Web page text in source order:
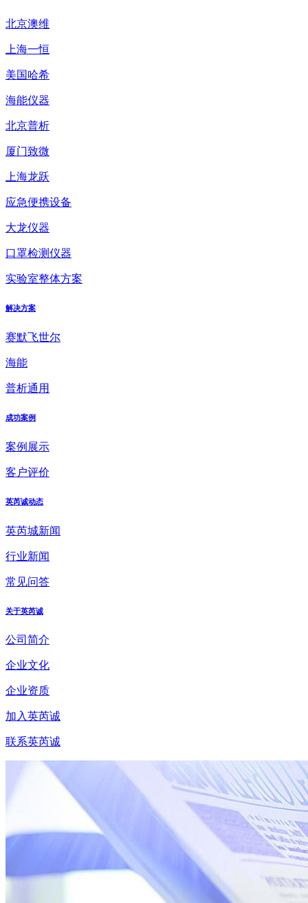
北京澳维
上海一恒
美国哈希
海能仪器
北京普析
厦门致微
上海龙跃
应急便携设备
大龙仪器
口罩检测仪器
实验室整体方案
解决方案
赛默飞世尔
海能
普析通用
成功案例
案例展示
客户评价
英芮诚动态
英芮城新闻
行业新闻
常见问答
关于英芮诚
公司简介
企业文化
企业资质
加入英芮诚
联系英芮诚